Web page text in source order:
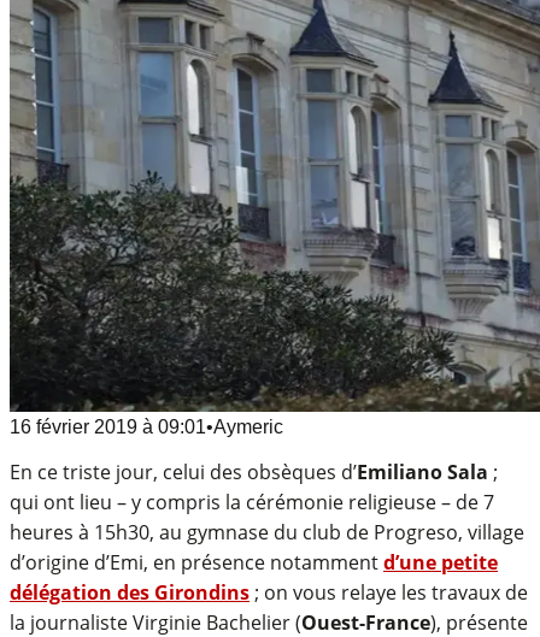
16 février 2019 à 09:01•Aymeric
En ce triste jour, celui des obsèques d’Emiliano Sala ;
qui ont lieu – y compris la cérémonie religieuse – de 7
heures à 15h30, au gymnase du club de Progreso, village
d’origine d’Emi, en présence notammentd’une petite
délégation des Girondins ; on vous relaye les travaux de
la journaliste Virginie Bachelier (Ouest-France), présente